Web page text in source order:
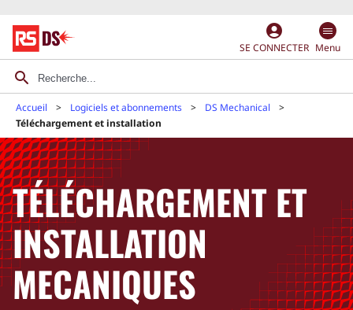
account_circle
SE CONNECTER Menu
Accueil Logiciels et abonnements
DS Mechanical
Téléchargement et installation
TÉLÉCHARGEMENT ET
INSTALLATION
MECANIQUES